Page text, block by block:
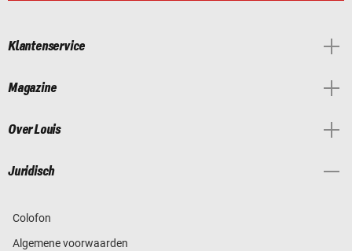
Klantenservice
Magazine
Over Louis
Juridisch
Colofon
Algemene voorwaarden